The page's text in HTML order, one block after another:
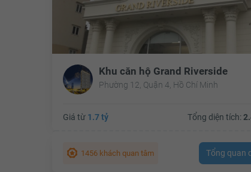
Khu căn hộ Grand Riverside
Phường 12, Quận 4, Hồ Chí Minh
Giá từ 1.7 tỷ Tổng diện tích:
1456 khách quan tâm Tổng quan